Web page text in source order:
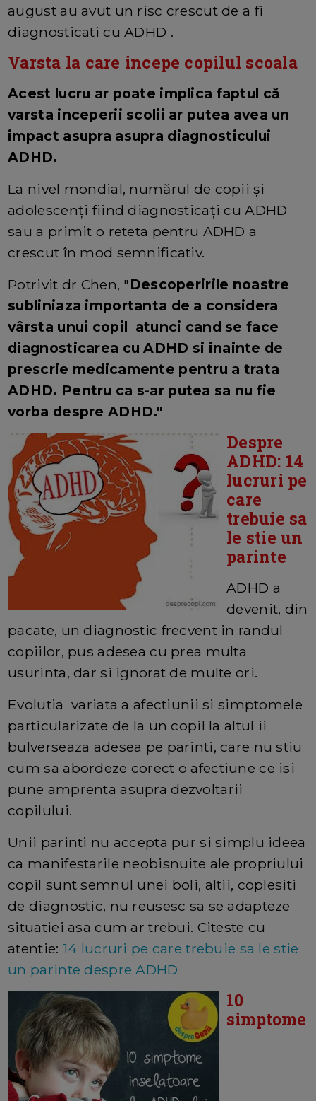
august au avut un risc crescut de a fi
diagnosticati cu ADHD .
Varsta la care incepe copilul scoala
Acest lucru ar poate implica faptul că
varsta inceperii scolii ar putea avea un
impact asupra asupra diagnosticului
ADHD.
La nivel mondial, numărul de copii și
adolescenți fiind diagnosticați cu ADHD
sau a primit o reteta pentru ADHD a
crescut în mod semnificativ.
Potrivit dr Chen, " Descoperirile noastre
subliniaza importanta de a considera
vârsta unui copil atunci cand se face
diagnosticarea cu ADHD si inainte de
prescrie medicamente pentru a trata
ADHD. Pentru ca s-ar putea sa nu fie
vorba despre ADHD."
Despre
ADHD: 14
lucruri pe
care
trebuie sa
le stie un
parinte
ADHD a
devenit, din
pacate, un diagnostic frecvent in randul
copiilor, pus adesea cu prea multa
usurinta, dar si ignorat de multe ori.
Evolutia variata a afectiunii si simptomele
particularizate de la un copil la altul ii
bulverseaza adesea pe parinti, care nu stiu
cum sa abordeze corect o afectiune ce isi
pune amprenta asupra dezvoltarii
copilului.
Unii parinti nu accepta pur si simplu ideea
ca manifestarile neobisnuite ale propriului
copil sunt semnul unei boli, altii, coplesiti
de diagnostic, nu reusesc sa se adapteze
situatiei asa cum ar trebui. Citeste cu
atentie: 14 lucruri pe care trebuie sa le stie
un parinte despre ADHD
10
simptome